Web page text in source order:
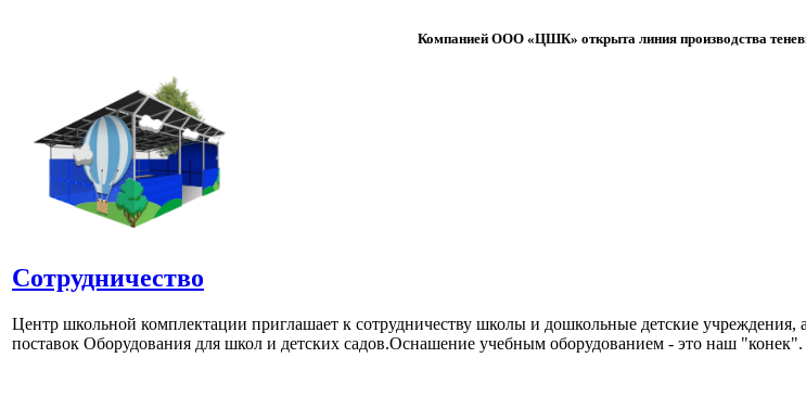
Компанией ООО «ЦШК» открыта линия производства
Сотрудничество
Центр школьной комплектации приглашает к сотрудничеству школы и дошкольные детские учреждения,
поставок Оборудования для школ и детских садов.Оснашение учебным оборудованием - это наш